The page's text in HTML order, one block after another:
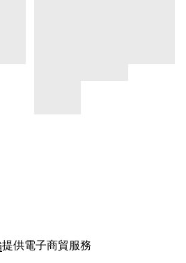
提供電子商貿服務